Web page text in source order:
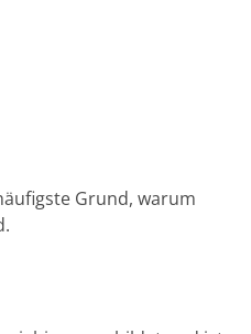
Grund, warum